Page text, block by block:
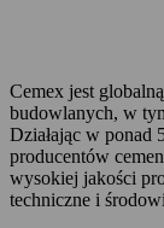
Cemex jest
budowlanych, w
Działając w ponad
producentów
wysokiej jakości
techniczne i